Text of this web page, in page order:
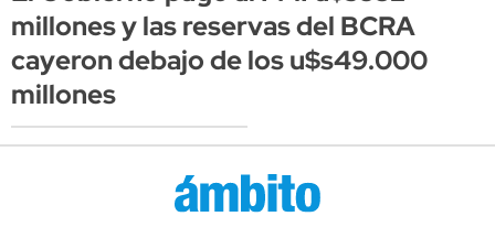
millones y las reservas del BCRA
cayeron debajo de los u$s49.000
millones